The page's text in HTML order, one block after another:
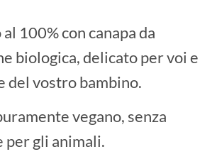
100% con canapa da
biologica, delicato per voi e
del vostro bambino.
vegano, senza
per gli animali.